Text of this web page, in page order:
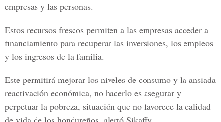
empresas y las personas.
Estos recursos frescos permiten a las empresas acceder a
financiamiento para recuperar las inversiones, los empleos
y los ingresos de la familia.
Este permitirá mejorar los niveles de consumo y la ansiada
reactivación económica, no hacerlo es asegurar y
perpetuar la pobreza, situación que no favorece la calidad
de vida de los hondureños, alertó Sikaffy.